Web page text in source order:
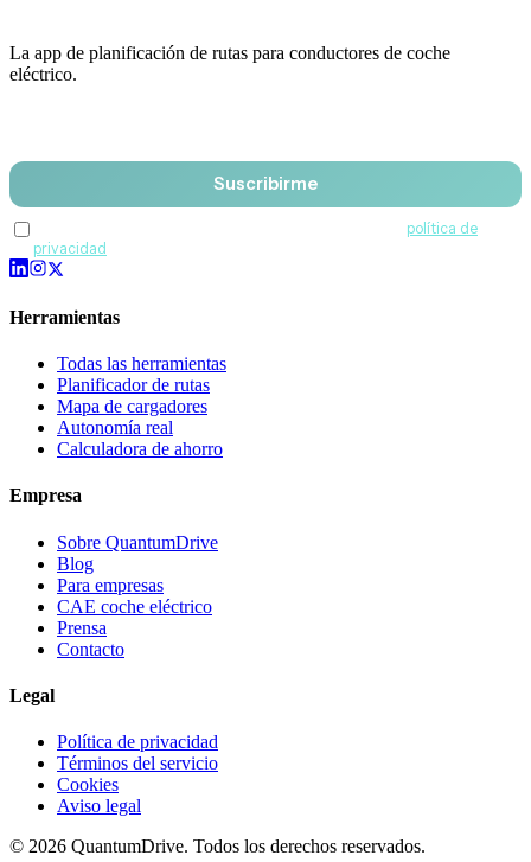
La app de planificación de rutas para conductores de coche
eléctrico.
Suscribirme
política de
privacidad
Herramientas
Todas las herramientas
Planificador de rutas
Mapa de cargadores
Autonomía real
Calculadora de ahorro
Empresa
Sobre QuantumDrive
Blog
Para empresas
CAE coche eléctrico
Prensa
Contacto
Legal
Política de privacidad
Términos del servicio
Cookies
Aviso legal
© 2026 QuantumDrive. Todos los derechos reservados.